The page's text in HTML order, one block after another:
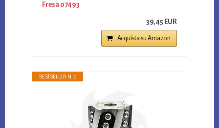
Fresa 07493
39,45 EUR
Acquista su Amazon
BESTSELLER N. 7